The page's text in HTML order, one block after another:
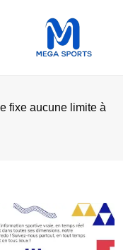
fixe aucune limite à